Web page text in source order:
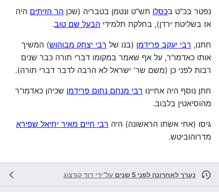
נפטר בכ"ט בכסלו תש"ט ונטמן בטבריה (שכן הר הזיתים היה
אז בשליטת ירדן), בחלקת תלמידי הבעל שם טוב.
חתנו, רבי יעקב פרידמן (בנו של רבי יצחק מבוהוש) המשיך
אותו כאדמו"ר, על אף שאמר במקומו דברי תורה כבר שנים
רבות לפני כן (משם שר' ישראל לא הרבה לדבר דברי תורה).
חתן נוסף היה אחיינו רבי מנחם נחום פרידמן שכיהן כאדמו"ר
מהוסיאטין בלבוב.
גיסו (אחי אשתו הראשונה) היה רבי חיים מאיר יחיאל שפירא
מדרוהוביטש.
נערך לאחרונה לפני 5 שנים על־ידי דוד קורצוג